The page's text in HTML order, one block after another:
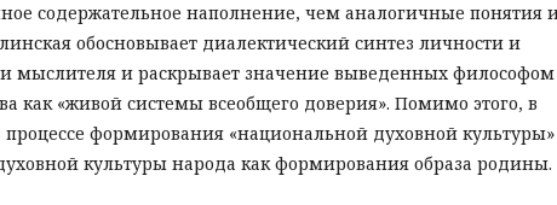
содержательное наполнение, чем аналогичные понятия
обосновывает диалектический синтез личности и
мыслителя и раскрывает значение выведенных философом
как «живой системы всеобщего доверия». Помимо этого, в
процессе формирования «национальной духовной
культуры народа как формирования образа родины.